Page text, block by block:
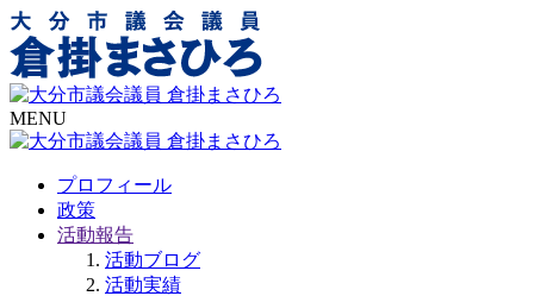
MENU
プロフィール
政策
活動報告
活動ブログ
活動実績